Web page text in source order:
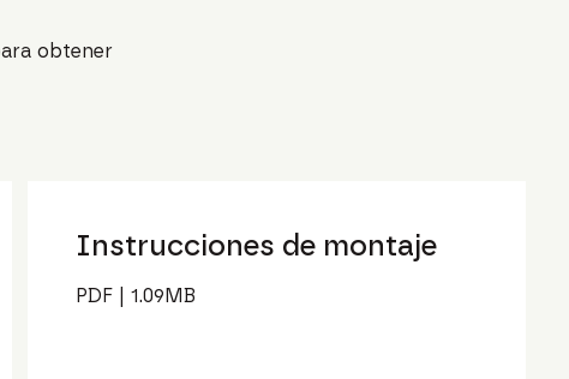
obtener
Instrucciones de montaje
PDF| 1.09MB